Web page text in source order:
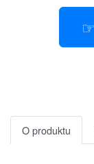
O produktu